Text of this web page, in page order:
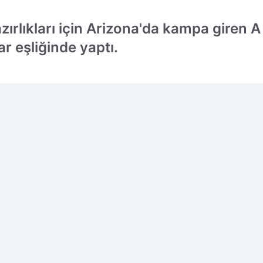
için Arizona'da kampa giren A
eşliğinde yaptı.